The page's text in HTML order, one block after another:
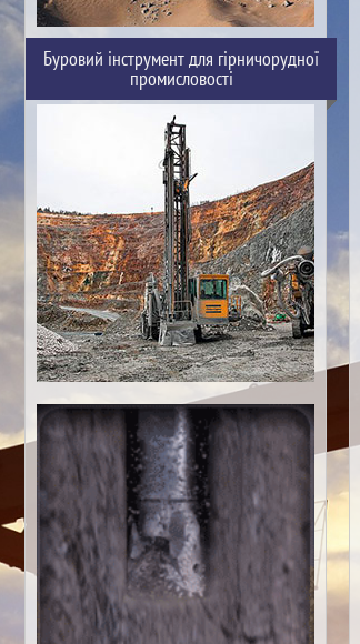
Буровий інструмент для гірничорудної
промисловості